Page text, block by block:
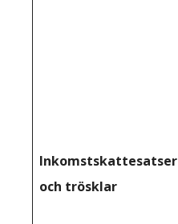
Inkomstskattesatser
och trösklar